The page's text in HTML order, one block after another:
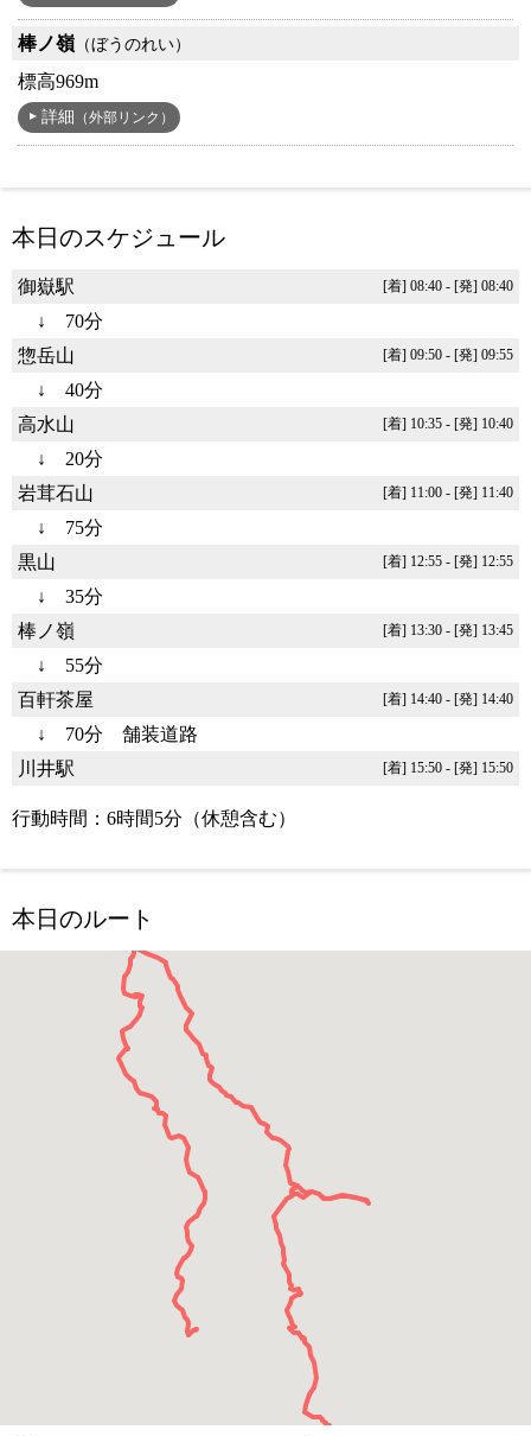
棒ノ嶺 （ぼうのれい）
標高969m
詳細 （外部リンク）
本日のスケジュール
御嶽駅 [着] 08:40 - [発] 08:40
↓ 70分
惣岳山
[着] 09:50 - [発] 09:55
↓ 40分
高水山
[着] 10:35 - [発] 10:40
↓ 20分
岩茸石山
[着] 11:00 - [発] 11:40
↓ 75分
黒山
[着] 12:55 - [発] 12:55
↓ 35分
棒ノ嶺
[着] 13:30 - [発] 13:45
↓ 55分
百軒茶屋
[着] 14:40 - [発] 14:40
↓ 70分 舗装道路
川井駅
[着] 15:50 - [発] 15:50
行動時間：6時間5分（休憩含む）
本日のルート